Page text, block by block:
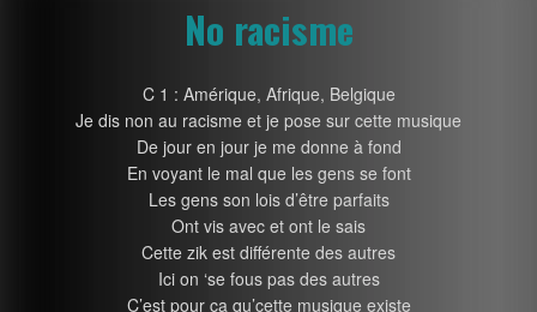
No racisme
C 1 : Amérique, Afrique, Belgique
Je dis non au racisme et je pose sur cette musique
De jour en jour je me donne à fond
En voyant le mal que les gens se font
Les gens son lois d’être parfaits
Ont vis avec et ont le sais
Cette zik est différente des autres
Ici on ‘se fous pas des autres
C’est pour ça qu’cette musique existe